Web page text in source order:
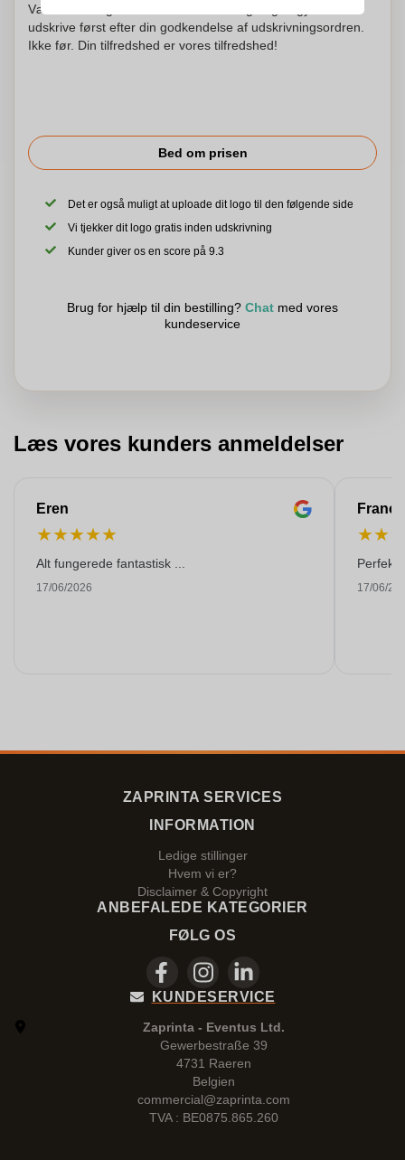
Vær ikke urolig! Vi kontrollerer hvert logo og begynder at
udskrive først efter din godkendelse af udskrivningsordren.
Ikke før. Din tilfredshed er vores tilfredshed!
Bed om prisen
Det er også muligt at uploade dit logo til den følgende side
Vi tjekker dit logo gratis inden udskrivning
Kunder giver os en score på 9.3
Brug for hjælp til din bestilling? Chat med vores
kundeservice
Læs vores kunders anmeldelser
Eren
★★★★★
Alt fungerede fantastisk ...
17/06/2026
★★
17/06/
ZAPRINTA SERVICES
INFORMATION
Ledige stillinger
Hvem vi er?
Disclaimer & Copyright
ANBEFALEDE KATEGORIER
FØLG OS
KUNDESERVICE
Zaprinta - Eventus Ltd.
Gewerbestraße 39
4731 Raeren
Belgien
commercial@zaprinta.com
TVA : BE0875.865.260